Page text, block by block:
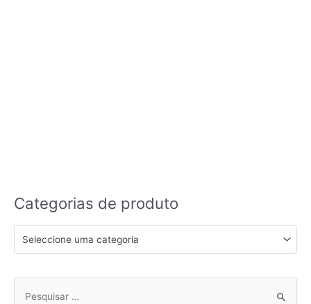
Categorias de produto
Seleccione uma categoria
Pesquisar